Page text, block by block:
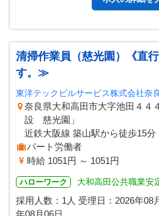
清掃作業員（慈光園）《直
す。≫
東洋テックビルサービス株式会社奈
奈良県大和高田市大字池田４
設 慈光園」
近鉄大阪線 築山駅から徒歩15分
パート労働者
時給 1051円 ～ 1051円
ハローワーク 大和高田公共職業安
採用人数：1人 受理日： 2026年08
年08月06日